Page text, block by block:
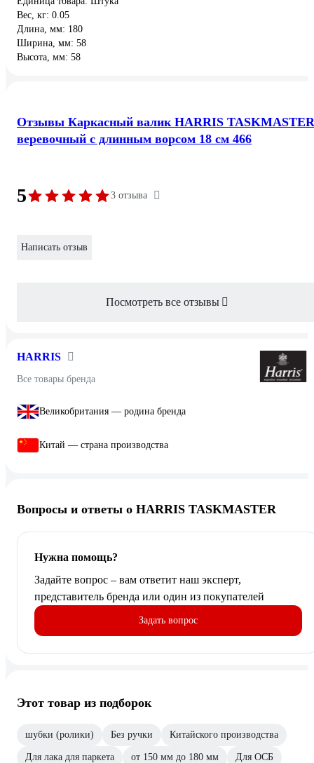
Вес, кг: 0.05
Длина, мм: 180
Ширина, мм: 58
Высота, мм: 58
Отзывы Каркасный валик HARRIS TASKMASTER
веревочный с длинным ворсом 18 см 466
5 3 отзыва
Написать отзыв
Посмотреть все отзывы
HARRIS
Все товары бренда
Великобритания — родина бренда
Китай — страна производства
Вопросы и ответы о HARRIS TASKMASTER
Нужна помощь?
Задайте вопрос – вам ответит наш эксперт,
представитель бренда или один из покупателей
Задать вопрос
Этот товар из подборок
шубки (ролики) Без ручки Китайского производства
Для лака для паркета от 150 мм до 180 мм Для ОСБ